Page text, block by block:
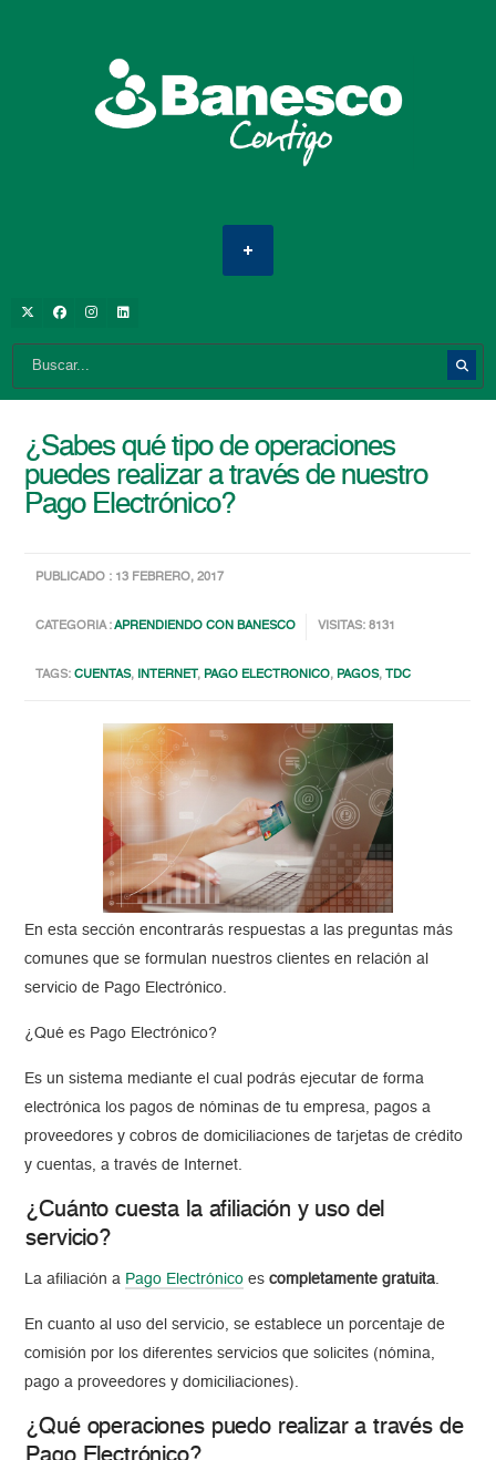
¿Sabes qué tipo de operaciones
puedes realizar a través de nuestro
Pago Electrónico?
PUBLICADO : 13 FEBRERO, 2017
CATEGORIA :APRENDIENDO CON BANESCO VISITAS: 8131
TAGS:CUENTAS, INTERNET, PAGO ELECTRONICO, PAGOS, TDC
En esta sección encontrarás respuestas a las preguntas más
comunes que se formulan nuestros clientes en relación al
servicio de Pago Electrónico.
¿Qué es Pago Electrónico?
Es un sistema mediante el cual podrás ejecutar de forma
electrónica los pagos de nóminas de tu empresa, pagos a
proveedores y cobros de domiciliaciones de tarjetas de crédito
y cuentas, a través de Internet.
¿Cuánto cuesta la afiliación y uso del
servicio?
La afiliación a Pago Electrónico escompletamente gratuita.
En cuanto al uso del servicio, se establece un porcentaje de
comisión por los diferentes servicios que solicites (nómina,
pago a proveedores y domiciliaciones).
¿Qué operaciones puedo realizar a través de